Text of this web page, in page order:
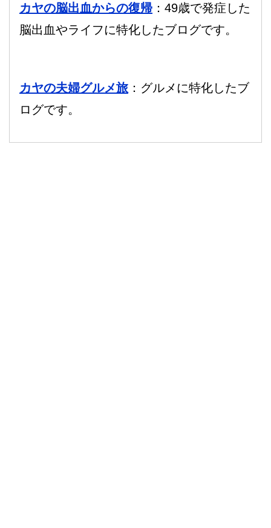
カヤの脳出血からの復帰 ：49歳で発症した
脳出血やライフに特化したブログです。
カヤの夫婦グルメ旅 ：グルメに特化したブ
ログです。